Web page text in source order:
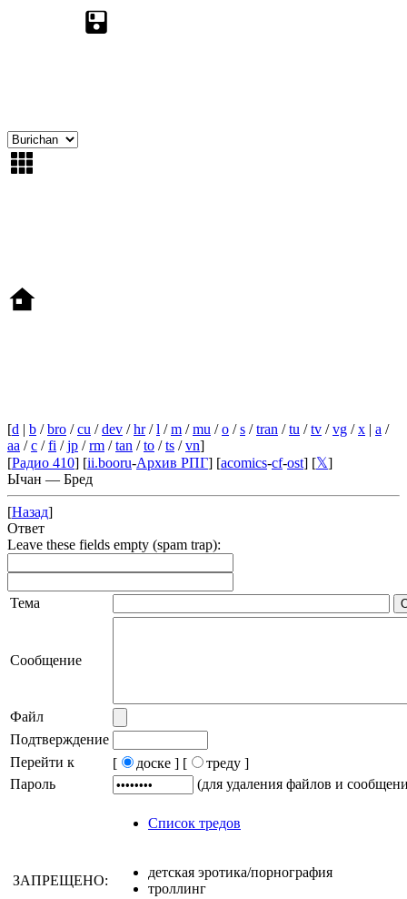
[d | b /bro /cu /dev /hr/l /m /mu /o /s /tran /tu /tv /vg /x | a /
aa /c /fi /jp /rm /tan /to /ts /vn]
[Радио 410] [ii.booru-Архив РПГ] [acomics-cf-ost] [𝕏]
Ычан — Бред
[Назад]
Ответ
Leave these fields empty (spam trap):
Тема
Сообщение
Файл
Подтверждение
Перейти к
[ доске ] [
треду ]
Пароль
(для удаления файлов и
Список тредов
ЗАПРЕЩЕНО:
детская эротика/порнография
троллинг